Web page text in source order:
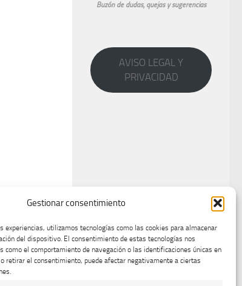
Gestionar consentimiento
experiencias, utilizamos tecnologías como las cookies para almacenar
del dispositivo. El consentimiento de estas tecnologías nos
como el comportamiento de navegación o las identificaciones únicas en
retirar el consentimiento, puede afectar negativamente a ciertas
Buzón de dudas, quejas y sugerencias
AVISO LEGAL Y
PRIVACIDAD